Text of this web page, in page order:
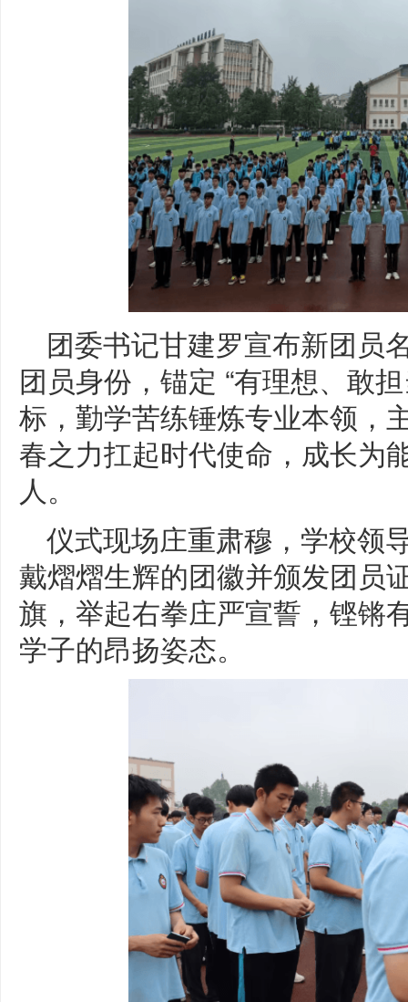
团委书记甘建罗宣布新团员
团员身份，锚定 “有理想、敢
标，勤学苦练锤炼专业本领，
春之力扛起时代使命，成长为
人。
仪式现场庄重肃穆，学校领
戴熠熠生辉的团徽并颁发团员
旗，举起右拳庄严宣誓，铿锵
学子的昂扬姿态。